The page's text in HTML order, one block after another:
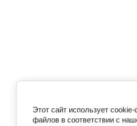
Этот сайт использует
файлов в соответствии с